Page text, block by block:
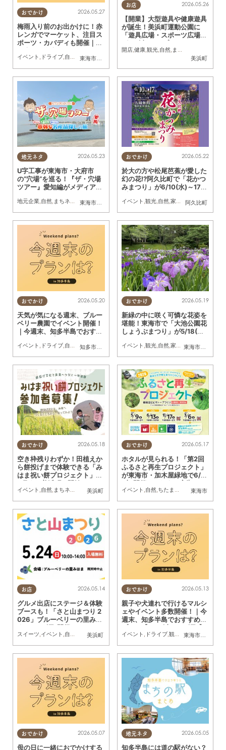
おでかけ
東海市
,大府市
2026.05.27
梅雨入り前のお出かけに！赤
レンガでマーケット、注目ス
ポーツ・カバディも開催｜今
プラン【5/30(土)・31(日)】
イベント , ドライブ,自然 まちネタ
お店
美浜町
2026.05.26
【開業】大型遊具や健康遊具
が誕生！美浜町運動公園に
「遊具広場・スポーツ広場」
が5/1(金)オープン
開店, 健康, 観光, 自然, まちネタ
地元ネタ
東海市
, 大府市
2026.05.23
U字工事が東海市・大府市
の“穴場”を巡る！『ザ・穴場
ツアー』愛知編がメディアス
放送決定／ちたまる広告
地元企業,自然, まちネタ ちたまる広告
おでかけ
阿久比町
2026.05.22
於大の方や松尾芭蕉が愛した
幻の花!?阿久比町で「花かつ
みまつり」が6/10(水)～17
イベント ,観光,自然,家族 カップル,友人
おでかけ
知多市
, 常滑市 美浜町
2026.05.20
天気が気になる週末、ブルー
ベリー農園でイベント開催！
｜今週末、知多半島でおすす
(日)】
イベント , ドライブ,自然 まちネタ 季節ネタ,親子,家族
おでかけ
東海市常滑市
2026.05.19
新緑の中に咲く可憐な花姿を
堪能！東海市で「大池公園花
しょうぶまつり」が5/18(月)
イベント ,観光,自然,家族 カップル
おでかけ
美浜町
2026.05.18
空き枠残りわずか！田植えか
ら餅投げまで体験できる「み
はま祝い餅プロジェクト」が
6月より美浜町で開始
イベント 自然 まちネタ 季節ネタ,家族
おでかけ
東海市
2026.05.17
ホタルが見られる！「第2回
ふるさと再生プロジェクト」
が東海市・加木屋緑地で6/13
(土)開催／ちたまる広告
イベント 自然, ちたまる広告 ,親子,家族
お店
美浜町
2026.05.14
グルメ出店にステージ＆体験
ブースも！「さと山まつり 2
026」ブルーベリーの里みは
まで5/24(日)開催
スイーツ イベント 自然 まちネタ,季節ネタ,親子,夫婦,家族 カップル,おひとりさま
おでかけ
東海市
,大府市
2026.05.13
親子や犬連れで行けるマルシ
ェやイベント多数開催！｜今
週末、知多半島でおすすめの
プラン【5/16(土)・17(日)】
イベント ドライブ, 観光 自然,まちネタ
おでかけ 2026.05.07
母の日に一緒におでかけする
地元ネタ 2026.05.05
知多半島には道の駅がない？